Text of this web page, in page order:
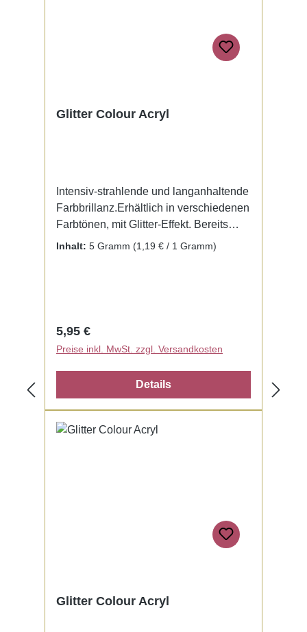
Glitter Colour Acryl
Intensiv-strahlende und langanhaltende
Farbbrillanz.Erhältlich in verschiedenen
Farbtönen, mit Glitter-Effekt. Bereits
fertig zur Benutzung mit Liquid. Kein
Inhalt: 5 Gramm (1,19 € / 1 Gramm)
Regulärer Preis:
5,95 €
Preise inkl. MwSt. zzgl. Versandkosten
Details
Glitter Colour Acryl